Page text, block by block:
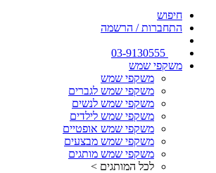
חיפוש
התחברות / הרשמה
משקפי שמש
משקפי שמש
משקפי שמש לגברים
משקפי שמש לנשים
משקפי שמש לילדים
משקפי שמש אופטיים
משקפי שמש מבצעים
משקפי שמש מותגים
לכל המותגים >